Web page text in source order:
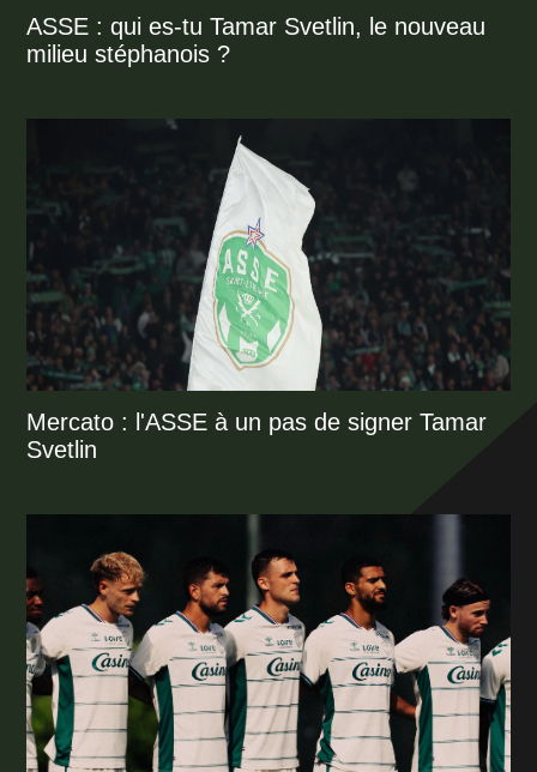
ASSE : qui es-tu Tamar Svetlin, le nouveau
milieu stéphanois ?
Mercato : l'ASSE à un pas de signer Tamar
Svetlin